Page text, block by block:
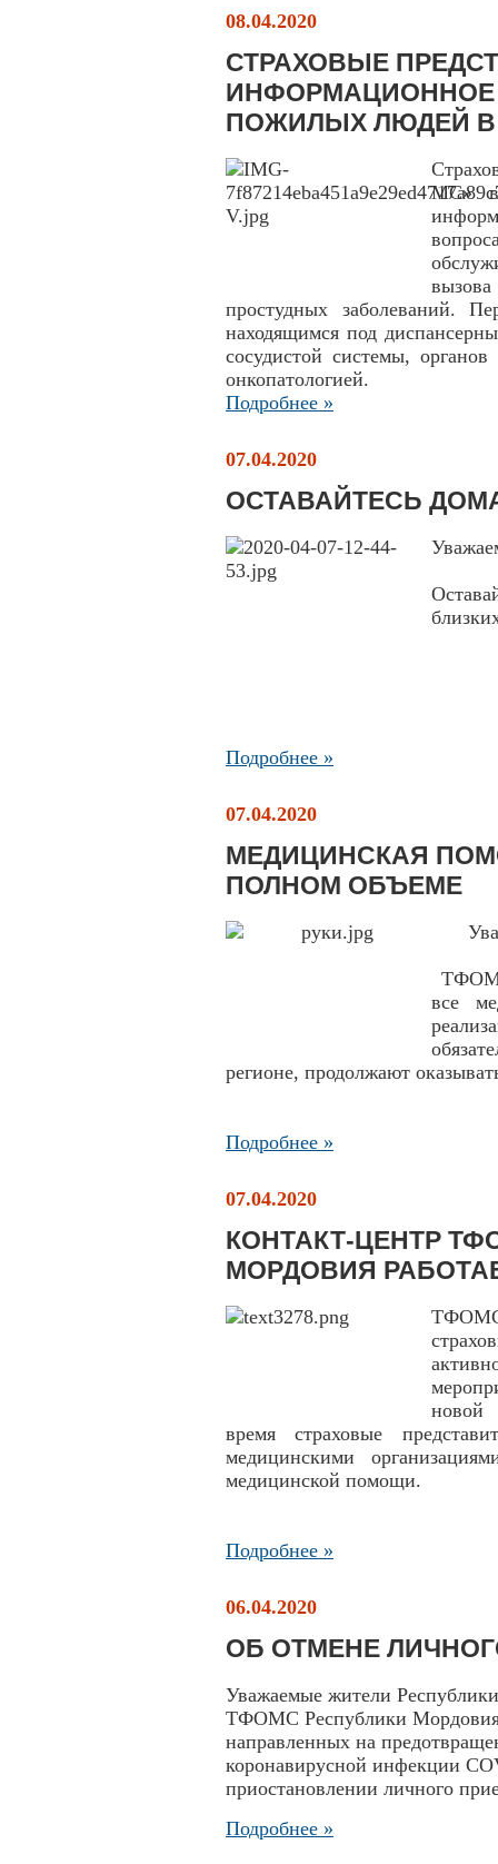
08.04.2020
СТРАХОВЫЕ
ПОЖИЛЫХ ЛЮДЕЙ В
МС» в
простудных заболеваний.
находящимся под
сосудистой системы,
онкопатологией.
Подробнее »
07.04.2020
ОСТАВАЙТЕСЬ
Подробнее »
07.04.2020
МЕДИЦИНСКАЯ
ПОЛНОМ ОБЪЕМЕ
все
регионе, продолжают
Подробнее »
07.04.2020
КОНТАКТ-ЦЕНТР
МОРДОВИЯ
новой
время страховые
медицинскими
медицинской помощи.
Подробнее »
06.04.2020
ОБ ОТМЕНЕ
Уважаемые жители
ТФОМС Республики Мордовия
направленных на
коронавирусной инфекции
приостановлении личного
Подробнее »